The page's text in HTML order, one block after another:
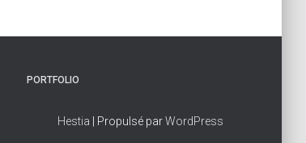
PORTFOLIO
Hestia | Propulsé parWordPress